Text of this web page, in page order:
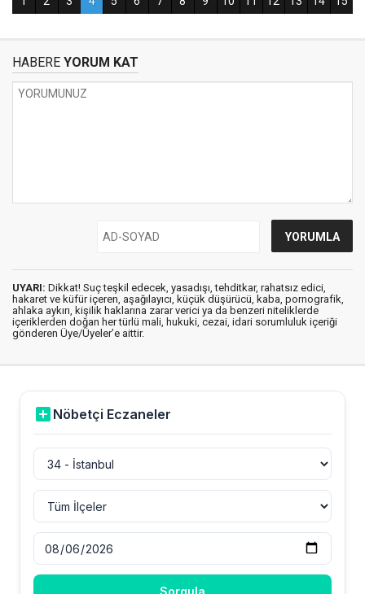
HABERE YORUM KAT
UYARI: Dikkat! Suç teşkil edecek, yasadışı, tehditkar, rahatsız edici,
hakaret ve küfür içeren, aşağılayıcı, küçük düşürücü, kaba, pornografik,
ahlaka aykırı, kişilik haklarına zarar verici ya da benzeri niteliklerde
içeriklerden doğan her türlü mali, hukuki, cezai, idari sorumluluk içeriği
gönderen Üye/Üyeler’e aittir.